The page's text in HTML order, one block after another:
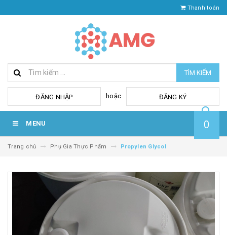
Thanh toán
TÌM KIẾM
ĐĂNG NHẬP hoặc ĐĂNG KÝ
MENU 0
Trang chủ Phụ Gia Thực Phẩm Propylen Glycol